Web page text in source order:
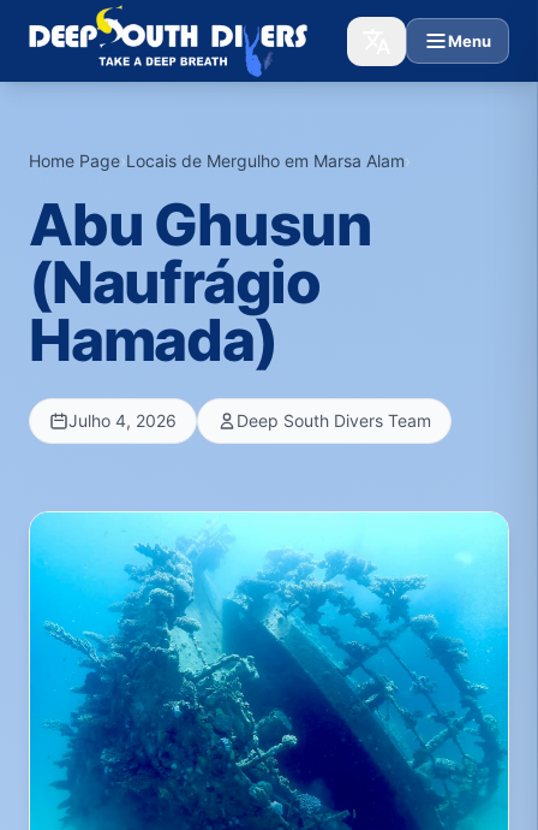
Menu
Home Page›Locais de Mergulho em Marsa Alam›
Abu Ghusun
(Naufrágio
Hamada)
Julho 4, 2026 Deep South Divers Team